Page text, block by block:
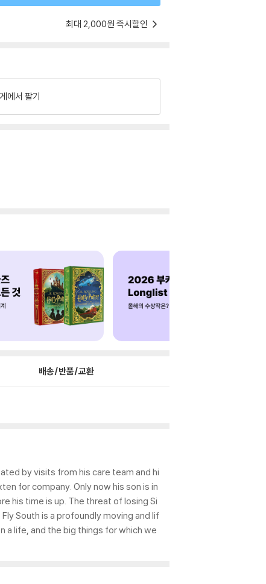
최대 2,000원 즉시할인
에서 팔기
배송/반품/교환
by visits from his care team and hi
for company. Only now his son is in
his time is up. The threat of losing Si
South is a profoundly moving and lif
life, and the big things for which we